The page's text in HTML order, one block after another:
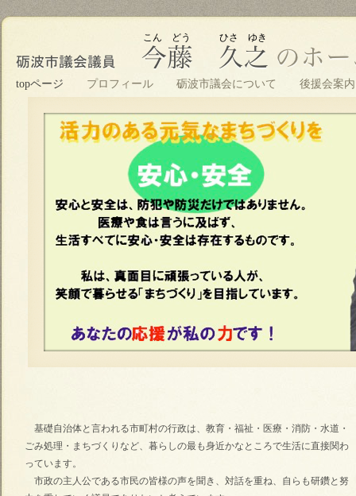
こん どう ひさ ゆき
topページ プロフィール 砺波市議会について 後援会案内
基礎自治体と言われる市町村の行政は、教育・福祉・医療・消防・水道・
ごみ処理・まちづくりなど、暮らしの最も身近かなところで生活に直接関わ
っています。
市政の主人公である市民の皆様の声を聞き、対話を重ね、自らも研鑽と努